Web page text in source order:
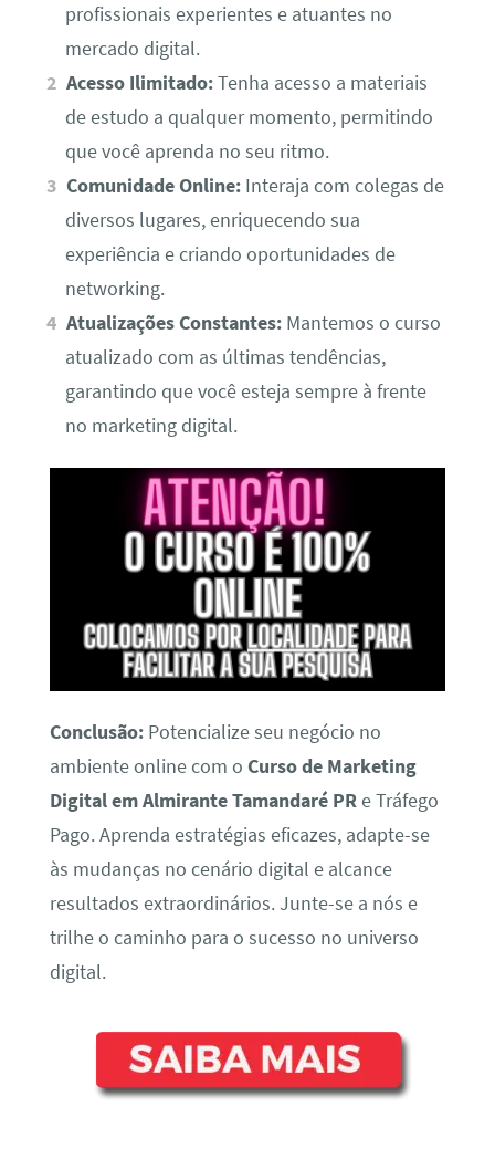
profissionais experientes e atuantes no
mercado digital.
Acesso Ilimitado:Tenha acesso a materiais
de estudo a qualquer momento, permitindo
que você aprenda no seu ritmo.
Comunidade Online: Interaja com colegas de
diversos lugares, enriquecendo sua
experiência e criando oportunidades de
networking.
Atualizações Constantes: Mantemos o curso
atualizado com as últimas tendências,
garantindo que você esteja sempre à frente
no marketing digital.
Conclusão:Potencialize seu negócio no
ambiente online com o Curso de Marketing
Digital em Almirante Tamandaré PRe Tráfego
Pago. Aprenda estratégias eficazes, adapte-se
às mudanças no cenário digital e alcance
resultados extraordinários. Junte-se a nós e
trilhe o caminho para o sucesso no universo
digital.